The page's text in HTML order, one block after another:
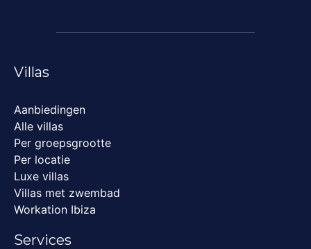
Villas
Aanbiedingen
Alle villas
Per groepsgrootte
Per locatie
Luxe villas
Villas met zwembad
Workation Ibiza
Services